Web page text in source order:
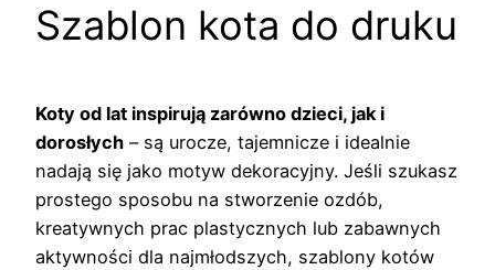
Szablon kota do druku
Koty od lat inspirują zarówno dzieci, jak i
dorosłych – są urocze, tajemnicze i idealnie
nadają się jako motyw dekoracyjny. Jeśli szukasz
prostego sposobu na stworzenie ozdób,
kreatywnych prac plastycznych lub zabawnych
aktywności dla najmłodszych, szablony kotów